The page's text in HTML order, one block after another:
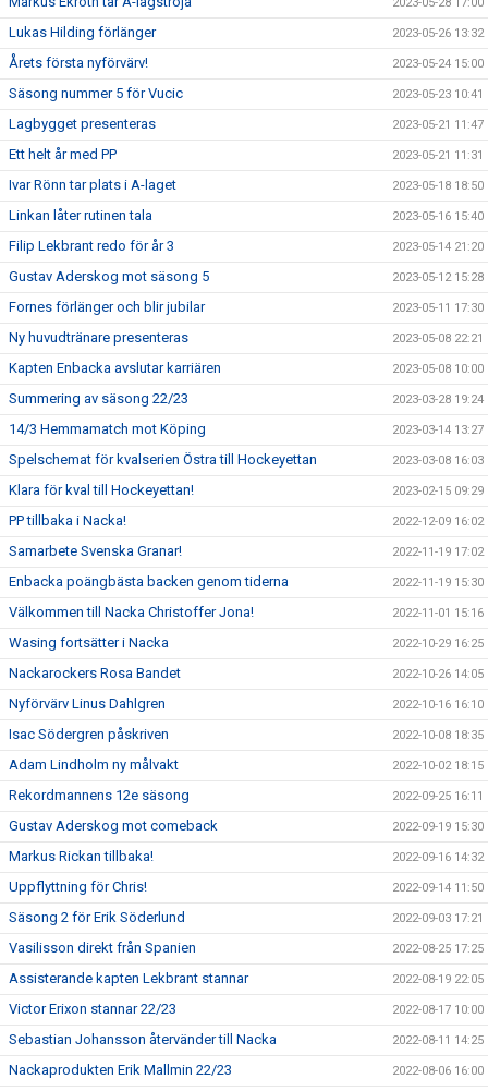
2023-05-28 17:00
Lukas Hilding förlänger 2023-05-26 13:32
Årets första nyförvärv! 2023-05-24 15:00
Säsong nummer 5 för Vucic 2023-05-23 10:41
Lagbygget presenteras 2023-05-21 11:47
Ett helt år med PP 2023-05-21 11:31
Ivar Rönn tar plats i A-laget 2023-05-18 18:50
Linkan låter rutinen tala 2023-05-16 15:40
Filip Lekbrant redo för år 3 2023-05-14 21:20
Gustav Aderskog mot säsong 5 2023-05-12 15:28
Fornes förlänger och blir jubilar 2023-05-11 17:30
Ny huvudtränare presenteras 2023-05-08 22:21
Kapten Enbacka avslutar karriären 2023-05-08 10:00
Summering av säsong 22/23 2023-03-28 19:24
14/3 Hemmamatch mot Köping 2023-03-14 13:27
Spelschemat för kvalserien Östra till Hockeyettan 2023-03-08 16:03
Klara för kval till Hockeyettan! 2023-02-15 09:29
PP tillbaka i Nacka! 2022-12-09 16:02
Samarbete Svenska Granar! 2022-11-19 17:02
Enbacka poängbästa backen genom tiderna 2022-11-19 15:30
Välkommen till Nacka Christoffer Jona! 2022-11-01 15:16
Wasing fortsätter i Nacka 2022-10-29 16:25
Nackarockers Rosa Bandet 2022-10-26 14:05
Nyförvärv Linus Dahlgren 2022-10-16 16:10
Isac Södergren påskriven 2022-10-08 18:35
Adam Lindholm ny målvakt 2022-10-02 18:15
Rekordmannens 12e säsong 2022-09-25 16:11
Gustav Aderskog mot comeback 2022-09-19 15:30
Markus Rickan tillbaka! 2022-09-16 14:32
Uppflyttning för Chris! 2022-09-14 11:50
Säsong 2 för Erik Söderlund 2022-09-03 17:21
Vasilisson direkt från Spanien 2022-08-25 17:25
Assisterande kapten Lekbrant stannar 2022-08-19 22:05
Victor Erixon stannar 22/23 2022-08-17 10:00
Sebastian Johansson återvänder till Nacka 2022-08-11 14:25
Nackaprodukten Erik Mallmin 22/23 2022-08-06 16:00